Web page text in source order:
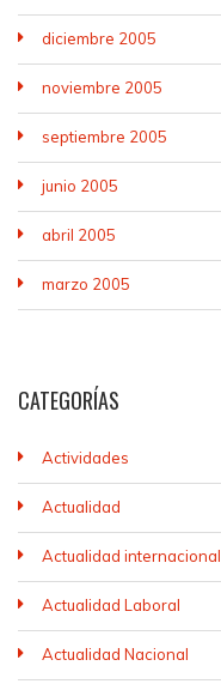
diciembre 2005
noviembre 2005
septiembre 2005
junio 2005
abril 2005
marzo 2005
CATEGORÍAS
Actividades
Actualidad
Actualidad internacional
Actualidad Laboral
Actualidad Nacional